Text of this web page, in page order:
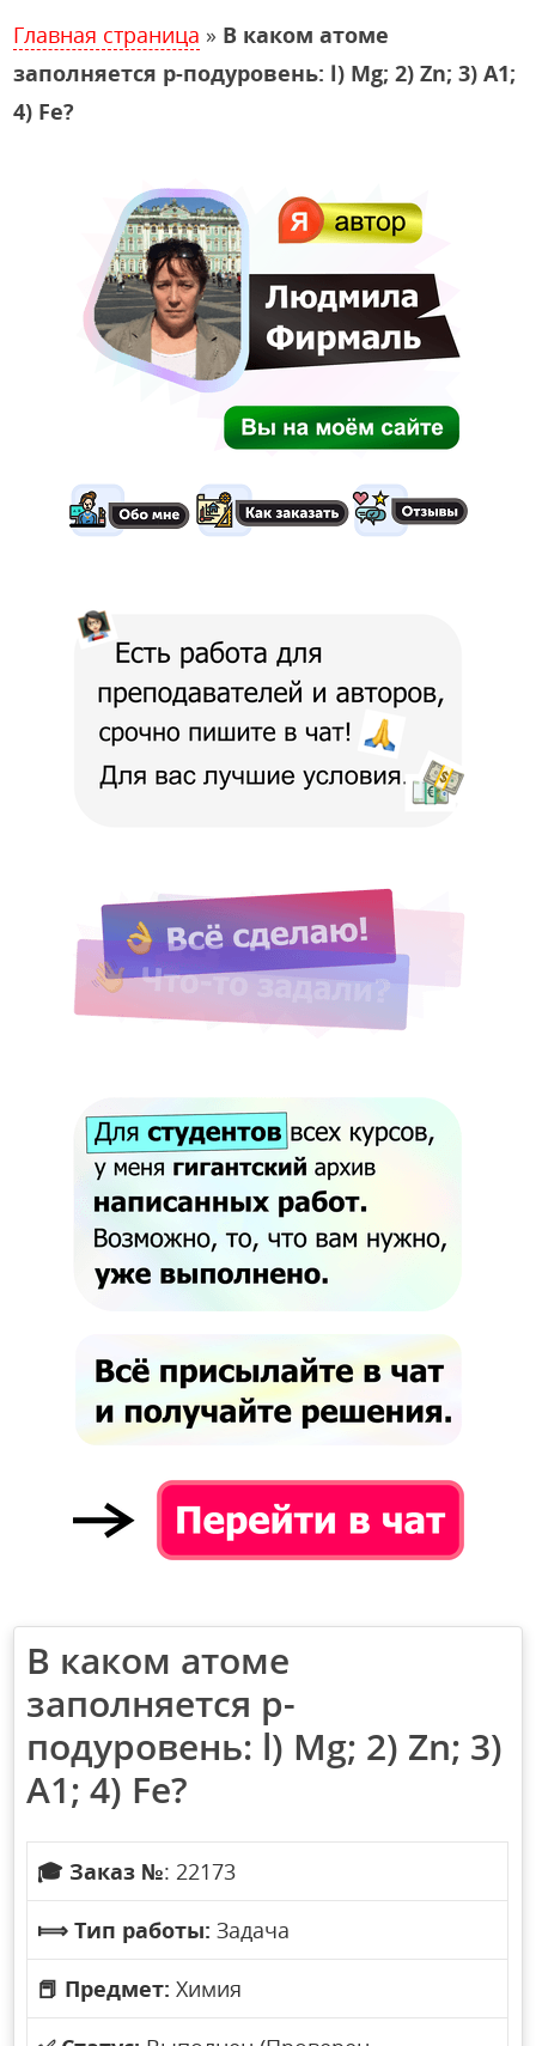
Главная страница » В каком атоме
заполняется р-подуровень: l) Mg; 2) Zn; 3) А1;
4) Fe?
В каком атоме
заполняется р-
подуровень: l) Mg; 2) Zn; 3)
А1; 4) Fe?
🎓 Заказ №: 22173
⟾ Тип работы: Задача
📕 Предмет: Химия